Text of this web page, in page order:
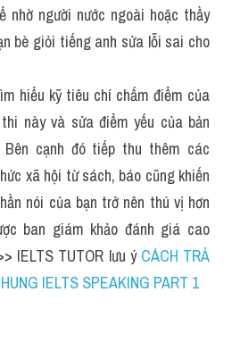
nhờ người nước ngoài hoặc thầy
bè giỏi tiếng anh sửa lỗi sai cho
hiểu kỹ tiêu chí chấm điểm của
này và sửa điểm yếu của bản
Bên cạnh đó tiếp thu thêm các
xã hội từ sách, báo cũng khiến
nói của bạn trở nên thú vị hơn
ban giám khảo đánh giá cao
IELTS TUTOR lưu ý CÁCH TRẢ
IELTS SPEAKING PART 1